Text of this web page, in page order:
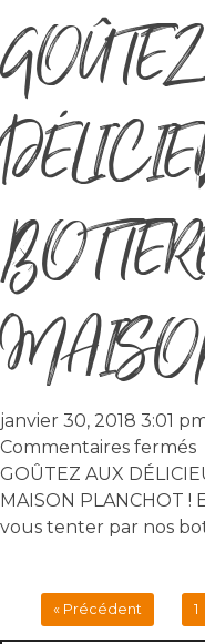
!!
janvier 30, 2018 3:01
Commentaires fermés
GOÛTEZ AUX
MAISON PLANCHOT !
vous tenter par nos
« Précédent 1